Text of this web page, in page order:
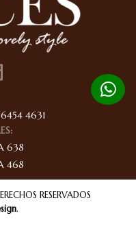
4631
638
468
RESERVADOS
.